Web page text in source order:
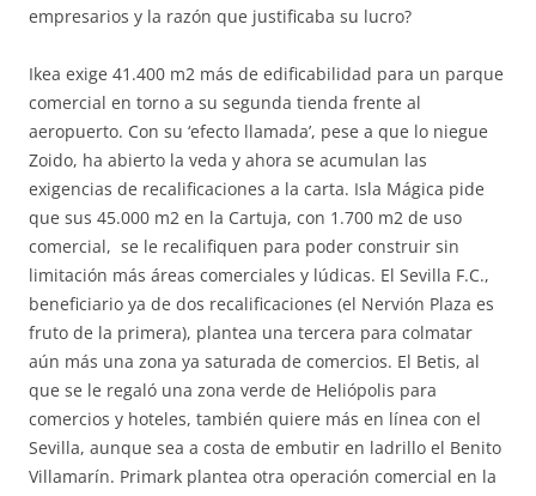
empresarios y la razón que justificaba su lucro?
Ikea exige 41.400 m2 más de edificabilidad para un parque
comercial en torno a su segunda tienda frente al
aeropuerto. Con su ‘efecto llamada’, pese a que lo niegue
Zoido, ha abierto la veda y ahora se acumulan las
exigencias de recalificaciones a la carta. Isla Mágica pide
que sus 45.000 m2 en la Cartuja, con 1.700 m2 de uso
comercial, se le recalifiquen para poder construir sin
limitación más áreas comerciales y lúdicas. El Sevilla F.C.,
beneficiario ya de dos recalificaciones (el Nervión Plaza es
fruto de la primera), plantea una tercera para colmatar
aún más una zona ya saturada de comercios. El Betis, al
que se le regaló una zona verde de Heliópolis para
comercios y hoteles, también quiere más en línea con el
Sevilla, aunque sea a costa de embutir en ladrillo el Benito
Villamarín. Primark plantea otra operación comercial en la